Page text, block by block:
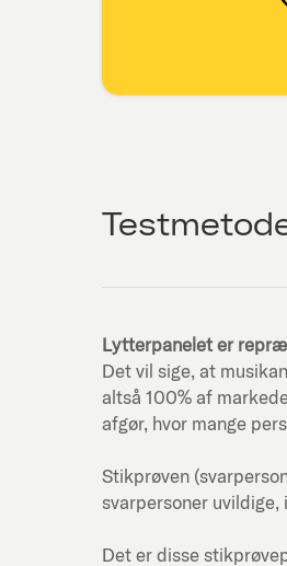
Lytterpanelet er
Det vil sige, at
altså 100% af
afgør, hvor mange
Stikprøven
svarpersoner
Det er disse